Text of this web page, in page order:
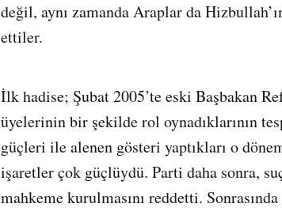
değil, aynı zamanda Araplar da
ettiler.
İlk hadise; Şubat 2005’te eski Başbakan
üyelerinin bir şekilde rol oynadıklarının
güçleri ile alenen gösteri yaptıkları o
işaretler çok güçlüydü. Parti daha sonra,
mahkeme kurulmasını reddetti.